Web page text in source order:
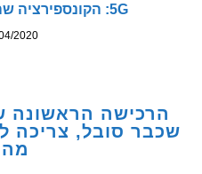
09/04/2020
הראשונה של מי
סובל, צריכה להיות
מהיר!